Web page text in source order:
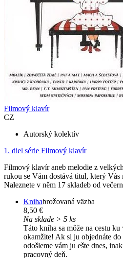
Filmový klavír
CZ
Autorský kolektív
1. diel série Filmový klavír
Filmový klavír aneb melodie z
rukou se Vám dostává titul, který Vás
Naleznete v něm 17 skladeb od
Knihabrožovaná väzba
8,50 €
Na sklade > 5 ks
Táto kniha sa môže na cestu
okamžite! Ak si ju objednáte
odošleme vám ju ešte dnes,
pracovný deň.